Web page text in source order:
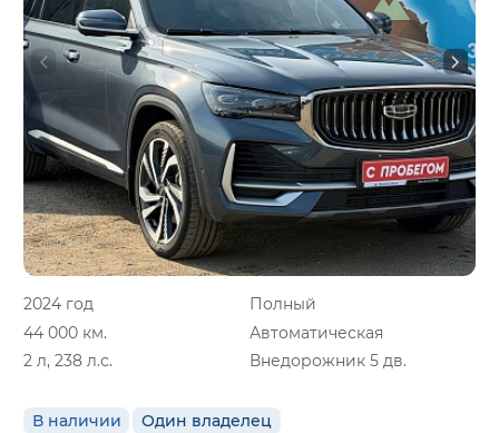
2024 год
Полный
44 000 км.
Автоматическая
2 л, 238 л.с.
Внедорожник 5 дв.
В наличии Один владелец